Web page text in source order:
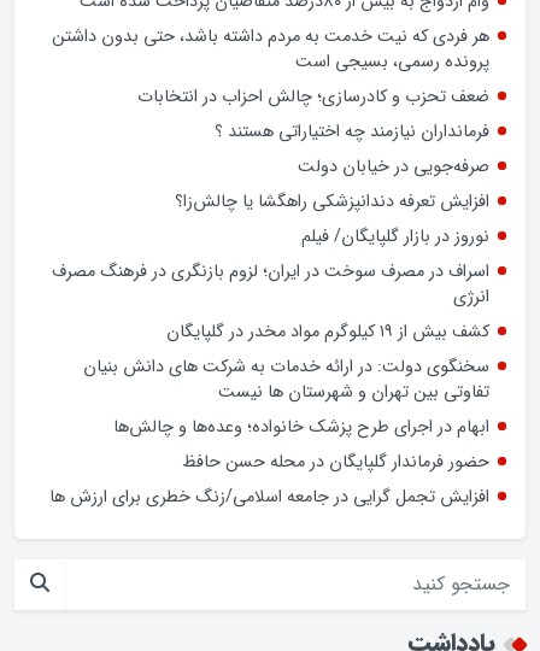
تشدید تخلفات در برخی بانک‌های خصوصی و شیوه‌های غیرشفاف
در پرداخت تسهیلات کلان، بار دیگر عملکرد شبکه بانکی کشور را در
معرض پرسش‌های جدی قرار داده است.
وام ازدواج به بیش از 80درصد متقاضیان پرداخت شده است
هر فردی که نیت خدمت به مردم داشته باشد، حتی بدون داشتن
پرونده رسمی، بسیجی است
ضعف تحزب و کادرسازی؛ چالش احزاب در انتخابات
فرمانداران نیازمند چه اختیاراتی هستند ؟
صرفه‌جویی در خیابان دولت
افزایش تعرفه دندانپزشکی راهگشا یا چالش‌زا؟
نوروز در بازار گلپایگان/ فیلم
اسراف در مصرف سوخت در ایران؛ لزوم بازنگری در فرهنگ مصرف
انرژی
کشف بیش از ۱۹ کیلوگرم مواد مخدر در گلپایگان
سخنگوی دولت: در ارائه خدمات به شرکت های دانش بنیان
تفاوتی بین تهران و شهرستان ها نیست
افزایش تجمل گرایی در جامعه اسلامی/زنگ خطری برای ارزش ها